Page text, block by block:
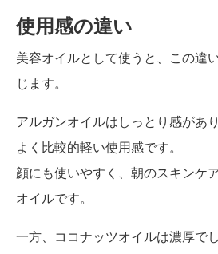
使用感の違い
美容オイルとして使うと、この違
じます。
アルガンオイルはしっとり感があ
よく比較的軽い使用感です。
顔にも使いやすく、朝のスキンケ
オイルです。
一方、ココナッツオイルは濃厚で